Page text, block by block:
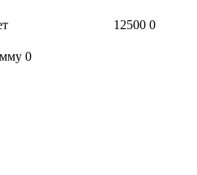
12500 0
0